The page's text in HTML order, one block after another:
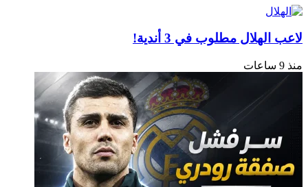
لاعب الهلال مطلوب في 3 أندية!
منذ 9 ساعات